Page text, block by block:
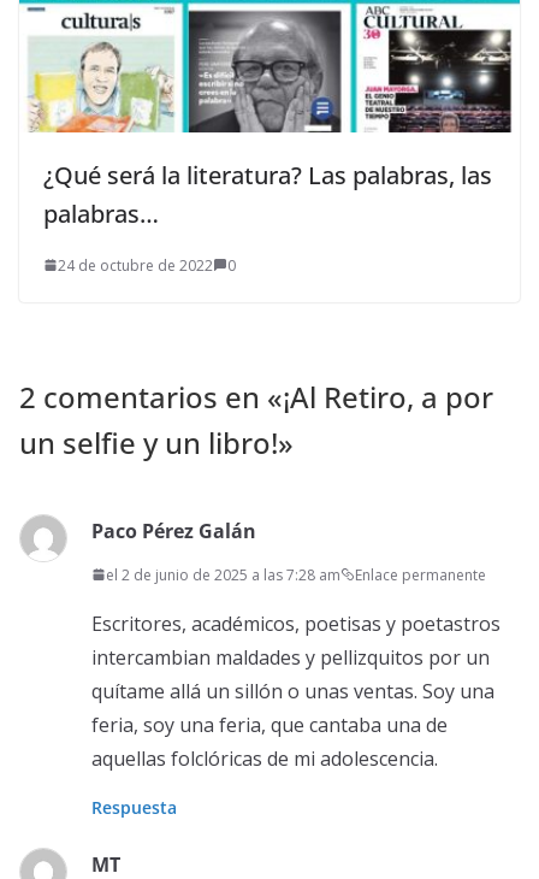
¿Qué será la literatura? Las palabras, las
palabras…
24 de octubre de 2022 0
2 comentarios en «¡Al Retiro, a por
un selfie y un libro!»
Paco Pérez Galán
el 2 de junio de 2025 a las 7:28 am Enlace permanente
Escritores, académicos, poetisas y poetastros
intercambian maldades y pellizquitos por un
quítame allá un sillón o unas ventas. Soy una
feria, soy una feria, que cantaba una de
aquellas folclóricas de mi adolescencia.
Respuesta
MT